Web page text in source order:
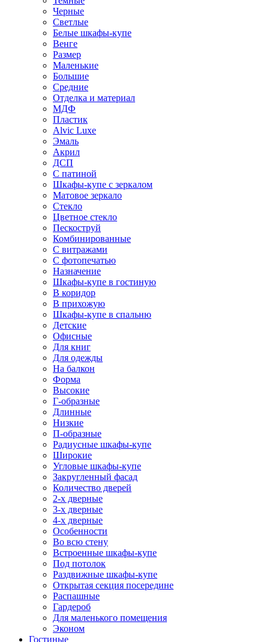
Черные
Светлые
Белые шкафы-купе
Венге
Размер
Маленькие
Большие
Средние
Отделка и материал
МДФ
Пластик
Alvic Luxe
Эмаль
Акрил
ДСП
С патиной
Шкафы-купе с зеркалом
Матовое зеркало
Стекло
Цветное стекло
Пескоструй
Комбинированные
С витражами
С фотопечатью
Назначение
Шкафы-купе в гостиную
В коридор
В прихожую
Шкафы-купе в спальню
Детские
Офисные
Для книг
Для одежды
На балкон
Форма
Высокие
Г-образные
Длинные
Низкие
П-образные
Радиусные шкафы-купе
Широкие
Угловые шкафы-купе
Закругленный фасад
Количество дверей
2-х дверные
3-х дверные
4-х дверные
Особенности
Во всю стену
Встроенные шкафы-купе
Под потолок
Раздвижные шкафы-купе
Открытая секция посередине
Распашные
Гардероб
Для маленького помещения
Эконом
Гостиные